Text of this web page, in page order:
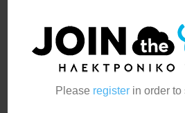
Please registerin order to
Twelve
Tropika